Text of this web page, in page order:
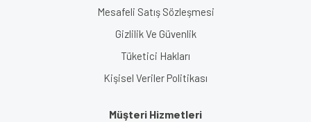
Mesafeli Satış Sözleşmesi
Gizlilik Ve Güvenlik
Tüketici Hakları
Kişisel Veriler Politikası
Müşteri Hizmetleri